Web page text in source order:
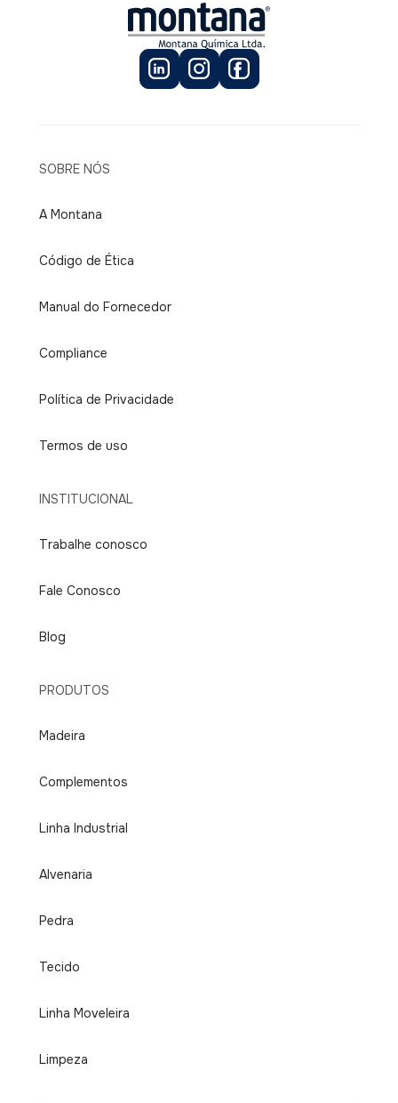
SOBRE NÓS
A Montana
Código de Ética
Manual do Fornecedor
Compliance
Política de Privacidade
Termos de uso
INSTITUCIONAL
Trabalhe conosco
Fale Conosco
Blog
PRODUTOS
Madeira
Complementos
Linha Industrial
Alvenaria
Pedra
Tecido
Linha Moveleira
Limpeza